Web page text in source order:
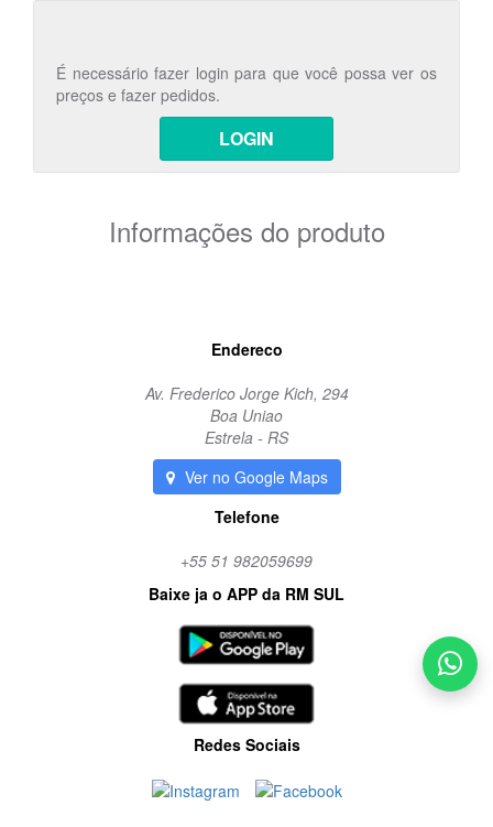
É necessário fazer login para que você possa ver os
preços e fazer pedidos.
LOGIN
Informações do produto
Endereco
Av. Frederico Jorge Kich, 294
Boa Uniao
Estrela - RS
Ver no Google Maps
Telefone
+55 51 982059699
Baixe ja o APP da RM SUL
Redes Sociais